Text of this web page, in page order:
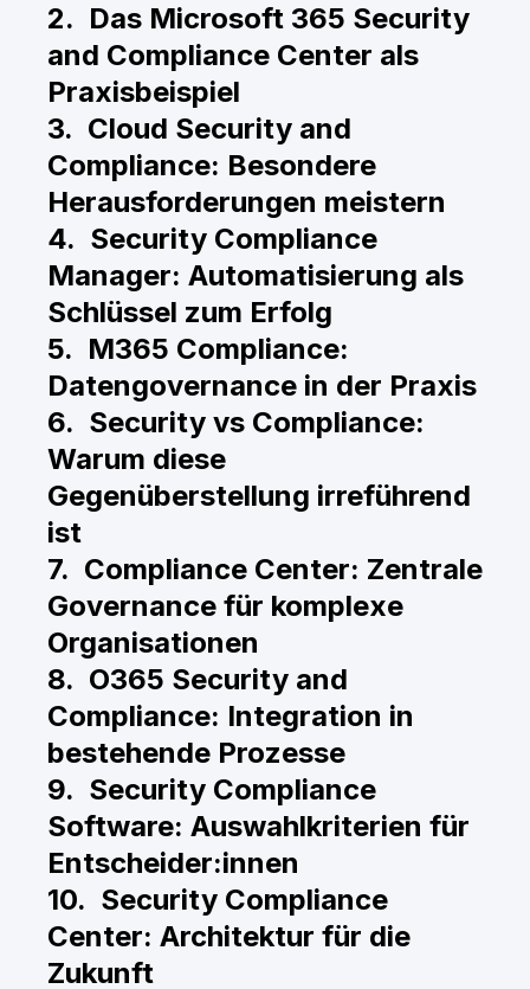
2. Das Microsoft 365 Security
and Compliance Center als
Praxisbeispiel
3. Cloud Security and
Compliance: Besondere
Herausforderungen meistern
4. Security Compliance
Manager: Automatisierung als
Schlüssel zum Erfolg
5. M365 Compliance:
Datengovernance in der Praxis
6. Security vs Compliance:
Warum diese
Gegenüberstellung irreführend
ist
7. Compliance Center: Zentrale
Governance für komplexe
Organisationen
8. O365 Security and
Compliance: Integration in
bestehende Prozesse
9. Security Compliance
Software: Auswahlkriterien für
Entscheider:innen
10. Security Compliance
Center: Architektur für die
Zukunft